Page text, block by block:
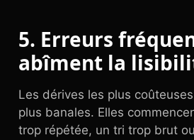
5. Erreurs
abîment la
Les dérives les plus
plus banales. Elles
trop répétée, un tri trop brut